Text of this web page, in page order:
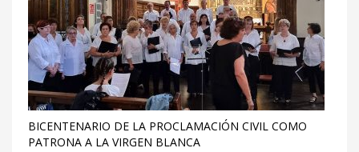
BICENTENARIO DE LA PROCLAMACIÓN CIVIL COMO
PATRONA A LA VIRGEN BLANCA